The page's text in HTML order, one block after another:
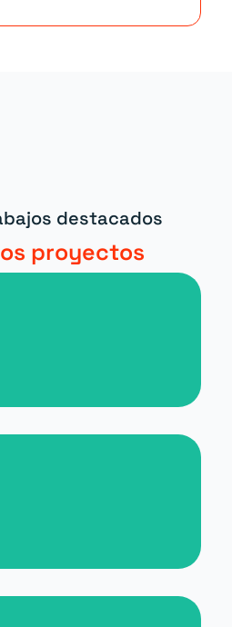
destacados
proyectos